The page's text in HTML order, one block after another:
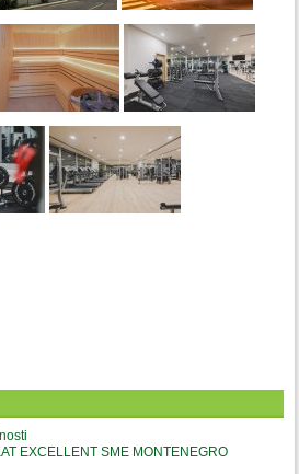
EXCELLENT SME MONTENEGRO